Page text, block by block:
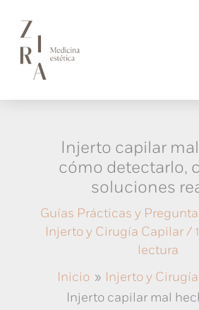
contenido
Injerto capilar
cómo detectarlo,
soluciones
Guías Prácticas y
Injerto y Cirugía Capilar/
lectura
Inicio
Injerto y
Injerto capilar mal